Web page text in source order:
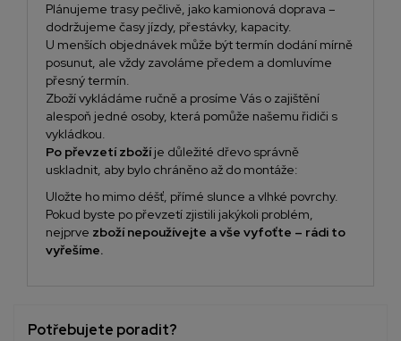
Potřebujete poradit?
Plánujeme trasy pečlivě, jako kamionová doprava –
dodržujeme časy jízdy, přestávky, kapacity.
U menších objednávek může být termín dodání mírně
posunut, ale vždy zavoláme předem a domluvíme
přesný termín.
Zboží vykládáme ručně a prosíme Vás o zajištění
alespoň jedné osoby, která pomůže našemu řidiči s
vykládkou.
Po převzetí zbožíje důležité dřevo správně
uskladnit, aby bylo chráněno až do montáže:
Uložte ho mimo déšť, přímé slunce a vlhké povrchy.
Pokud byste po převzetí zjistili jakýkoli problém,
nejprve zboží nepoužívejte a vše vyfoťte – rádi to
vyřešíme.